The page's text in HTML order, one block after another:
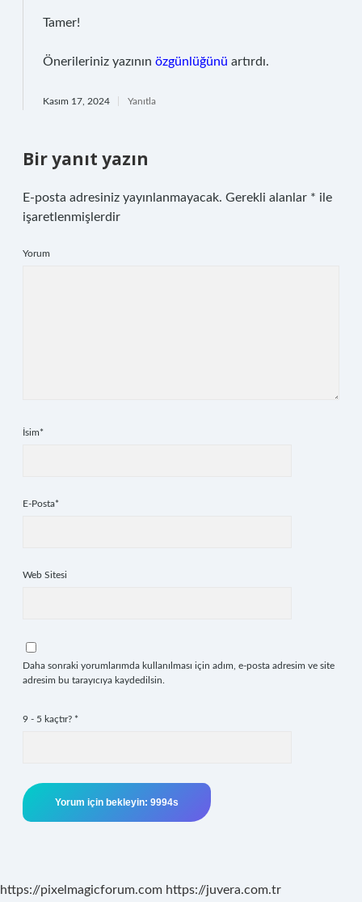
Tamer!
Önerileriniz yazının özgünlüğünü artırdı.
Kasım 17, 2024 Yanıtla
Bir yanıt yazın
E-posta adresiniz yayınlanmayacak. Gerekli alanlar * ile
işaretlenmişlerdir
Yorum
İsim*
E-Posta*
Web Sitesi
Daha sonraki yorumlarımda kullanılması için adım, e-posta adresim ve site
adresim bu tarayıcıya kaydedilsin.
9 - 5 kaçtır? *
https://pixelmagicforum.com https://juvera.com.tr